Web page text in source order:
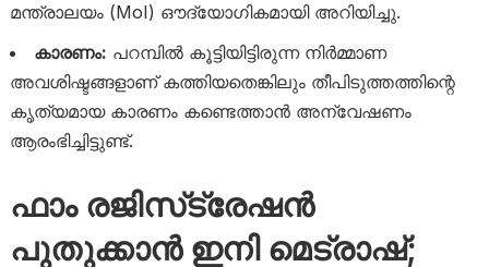
മന്ത്രാലയം (MoI) ഔദ്യോഗികമായി അറിയിച്ചു.
കാരണം: പറമ്പിൽ കൂട്ടിയിട്ടിരുന്ന നിർമ്മാണ
അവശിഷ്ടങ്ങളാണ് കത്തിയതെങ്കിലും തീപിടുത്തത്തിന്റെ
കൃത്യമായ കാരണം കണ്ടെത്താൻ അന്വേഷണം
ആരംഭിച്ചിട്ടുണ്ട്.
ഫാം രജിസ്‌ട്രേഷൻ
പുതുക്കാൻ ഇനി മെട്രാഷ്;